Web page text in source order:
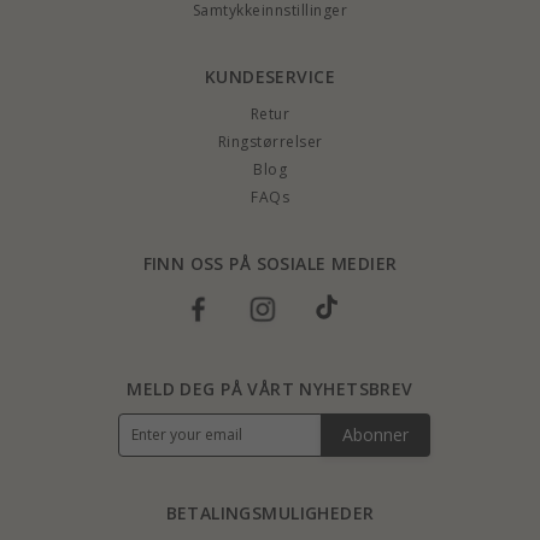
Samtykkeinnstillinger
KUNDESERVICE
Retur
Ringstørrelser
Blog
FAQs
FINN OSS PÅ SOSIALE MEDIER
BETALINGSMULIGHEDER
MELD DEG PÅ VÅRT NYHETSBREV
Abonner